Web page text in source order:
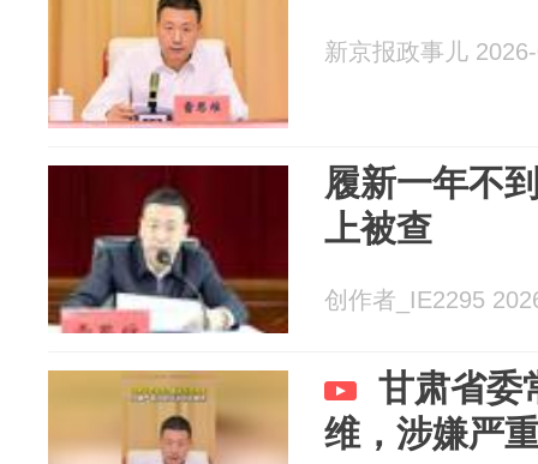
新京报政事儿
履新一年不
上被查
创作者_IE2295
甘肃省委
维，涉嫌严